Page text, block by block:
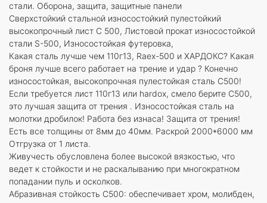
стали. Оборона, защита, защитные панели
Сверхстойкий стальной износостойкий пулестойкий
высокопрочный лист С 500, Листовой прокат износостойкой
стали S-500, Износостойкая футеровка,
Какая сталь лучше чем 110г13, Raex-500 и ХАРДОКС? Какая
броня лучше всего работает на трение и удар ? Конечно
износостойкая, высокопрочная пулестойкая сталь С500!
Если требуется лист 110г13 или hardox, смело берите С500,
это лучшая защита от трения . Износостойкая сталь на
молотки дробилок! Работа без изнаса! Защита от трения!
Есть все толщины от 8мм до 40мм. Раскрой 2000*6000 мм
Отгрузка от 1 листа.
Живучесть обусловлена более высокой вязкостью, что
ведет к стойкости и не раскалыванию при многократном
попадании пуль и осколков.
Абразивная стойкость С500: обеспечивает хром, молибден,